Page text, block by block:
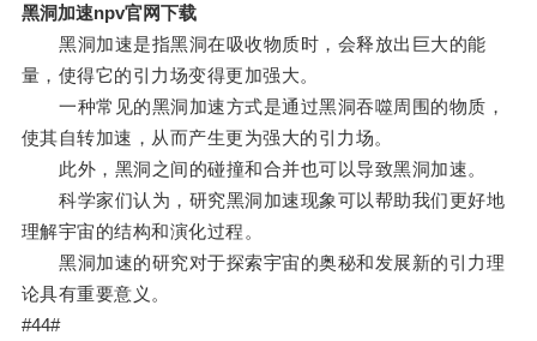
黑洞加速npv官网下载
黑洞加速是指黑洞在吸收物质时，会释放出巨大的能
量，使得它的引力场变得更加强大。
一种常见的黑洞加速方式是通过黑洞吞噬周围的物质，
使其自转加速，从而产生更为强大的引力场。
此外，黑洞之间的碰撞和合并也可以导致黑洞加速。
科学家们认为，研究黑洞加速现象可以帮助我们更好地
理解宇宙的结构和演化过程。
黑洞加速的研究对于探索宇宙的奥秘和发展新的引力理
论具有重要意义。
#44#